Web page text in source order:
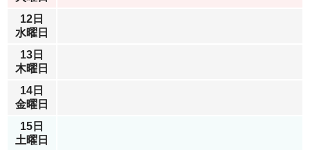
12日
水曜日
13日
木曜日
14日
金曜日
15日
土曜日